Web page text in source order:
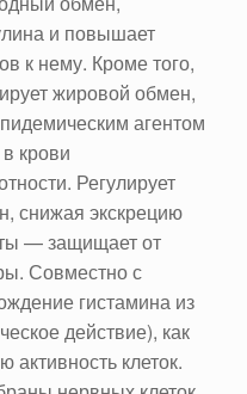
и повышает
к нему. Кроме того,
жировой обмен,
агентом
крови
Регулирует
снижая экскрецию
— защищает от
Совместно с
гистамина из
действие), как
клеток.